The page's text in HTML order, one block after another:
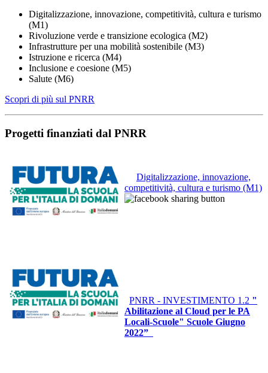
Digitalizzazione, innovazione, competitività, cultura e turismo
(M1)
Rivoluzione verde e transizione ecologica (M2)
Infrastrutture per una mobilità sostenibile (M3)
Istruzione e ricerca (M4)
Inclusione e coesione (M5)
Salute (M6)
Scopri di più sul PNRR
Progetti finanziati dal PNRR
Digitalizzazione, innovazione,
competitività, cultura e turismo (M1)
PNRR - INVESTIMENTO 1.2 "
Abilitazione al Cloud per le PA
Locali-Scuole" Scuole Giugno
2022”